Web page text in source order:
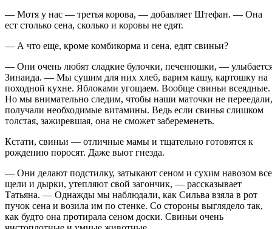
— Мотя у нас — третья корова, — добавляет Штефан. — Она
ест столько сена, сколько и коровы не едят.
— А что еще, кроме комбикорма и сена, едят свиньи?
— Они очень любят сладкие булочки, печенюшки, —
Зинаида. — Мы сушим для них хлеб, варим кашу, картошку на
походной кухне. Яблоками угощаем. Вообще свиньи всеядные.
Но мы внимательно следим, чтобы наши маточки не переедали,
получали необходимые витамины. Ведь если свинья слишком
толстая, зажиревшая, она не сможет забеременеть.
Кстати, свиньи — отличные мамы и тщательно готовятся к
рождению поросят. Даже вьют гнезда.
— Они делают подстилку, затыкают сеном и сухим навозом все
щели и дырки, утепляют свой загончик, — рассказывает
Татьяна. — Однажды мы наблюдали, как Сильва взяла в рот
пучок сена и возила им по стенке. Со стороны выглядело так,
как будто она протирала сеном доски. Свиньи очень